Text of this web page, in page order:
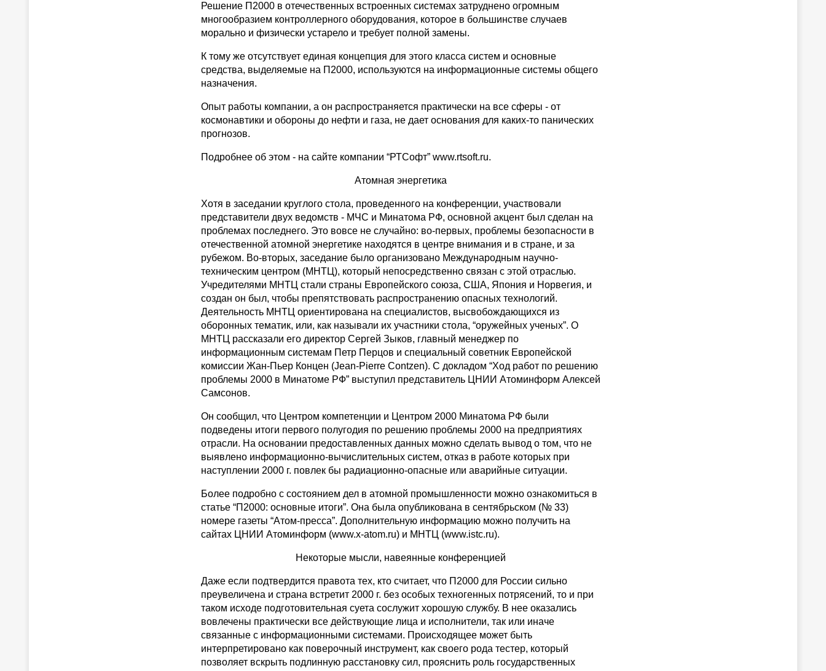
Решение П2000 в отечественных встроенных системах затруднено огромным
многообразием контроллерного оборудования, которое в большинстве случаев
морально и физически устарело и требует полной замены.
К тому же отсутствует единая концепция для этого класса систем и основные
средства, выделяемые на П2000, используются на информационные системы общего
назначения.
Опыт работы компании, а он распространяется практически на все сферы - от
космонавтики и обороны до нефти и газа, не дает основания для каких-то панических
прогнозов.
Подробнее об этом - на сайте компании “РТСофт” www.rtsoft.ru.
Атомная энергетика
Хотя в заседании круглого стола, проведенного на конференции, участвовали
представители двух ведомств - МЧС и Минатома РФ, основной акцент был сделан на
проблемах последнего. Это вовсе не случайно: во-первых, проблемы безопасности в
отечественной атомной энергетике находятся в центре внимания и в стране, и за
рубежом. Во-вторых, заседание было организовано Международным научно-
техническим центром (МНТЦ), который непосредственно связан с этой отраслью.
Учредителями МНТЦ стали страны Европейского союза, США, Япония и Норвегия, и
создан он был, чтобы препятствовать распространению опасных технологий.
Деятельность МНТЦ ориентирована на специалистов, высвобождающихся из
оборонных тематик, или, как называли их участники стола, “оружейных ученых”. О
МНТЦ рассказали его директор Сергей Зыков, главный менеджер по
информационным системам Петр Перцов и специальный советник Европейской
комиссии Жан-Пьер Концен (Jean-Pierre Contzen). С докладом “Ход работ по решению
проблемы 2000 в Минатоме РФ” выступил представитель ЦНИИ Атоминформ Алексей
Самсонов.
Он сообщил, что Центром компетенции и Центром 2000 Минатома РФ были
подведены итоги первого полугодия по решению проблемы 2000 на предприятиях
отрасли. На основании предоставленных данных можно сделать вывод о том, что не
выявлено информационно-вычислительных систем, отказ в работе которых при
наступлении 2000 г. повлек бы радиационно-опасные или аварийные ситуации.
Более подробно с состоянием дел в атомной промышленности можно ознакомиться в
статье “П2000: основные итоги”. Она была опубликована в сентябрьском (№ 33)
номере газеты “Атом-пресса”. Дополнительную информацию можно получить на
сайтах ЦНИИ Атоминформ (www.x-atom.ru) и МНТЦ (www.istc.ru).
Некоторые мысли, навеянные конференцией
Даже если подтвердится правота тех, кто считает, что П2000 для России сильно
преувеличена и страна встретит 2000 г. без особых техногенных потрясений, то и при
таком исходе подготовительная суета сослужит хорошую службу. В нее оказались
вовлечены практически все действующие лица и исполнители, так или иначе
связанные с информационными системами. Происходящее может быть
интерпретировано как поверочный инструмент, как своего рода тестер, который
позволяет вскрыть подлинную расстановку сил, прояснить роль государственных